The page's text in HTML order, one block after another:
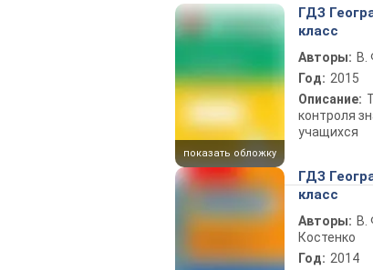
показать обложку
ГДЗ
класс
Авторы: В.
Год: 2015
Описание:
контроля
учащихся
ГДЗ
класс
Авторы: В.
Костенко
Год: 2014